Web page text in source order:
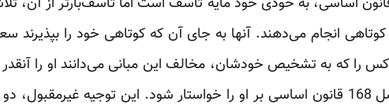
کوتاهی انجام می‌دهند. آنها به جای آن که کوتاهی خود را
کس را که به تشخیص خودشان، مخالف این مبانی می‌دانند او را
نکند شمول تسهیلات اصل 168 قانون اساسی بر او را خواستار شود. این توجیه